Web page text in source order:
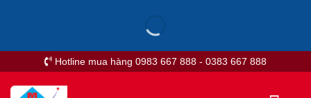
Hotline mua hàng 0983 667 888 - 0383 667 888